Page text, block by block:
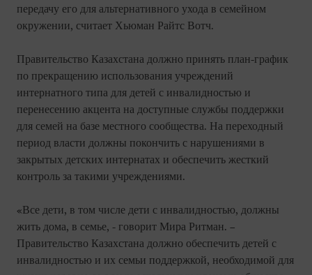
передачу его для альтернативного ухода в семейном
окружении, считает Хьюман Райтс Вотч.
Правительство Казахстана должно принять план-график
по прекращению использования учреждений
интернатного типа для детей с инвалидностью и
перенесению акцента на доступные службы поддержки
для семей на базе местного сообщества. На переходный
период власти должны покончить с нарушениями в
закрытых детских интернатах и обеспечить жесткий
контроль за такими учреждениями.
«Все дети, в том числе дети с инвалидностью, должны
жить дома, в семье, - говорит Мира Ритман. –
Правительство Казахстана должно обеспечить детей с
инвалидностью и их семьи поддержкой, необходимой для